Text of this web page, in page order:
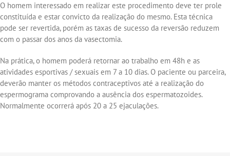
O homem interessado em realizar este procedimento deve ter prole
constituída e estar convicto da realização do mesmo. Esta técnica
pode ser revertida, porém as taxas de sucesso da reversão reduzem
com o passar dos anos da vasectomia.
Na prática, o homem poderá retornar ao trabalho em 48h e as
atividades esportivas / sexuais em 7 a 10 dias. O paciente ou parceira,
deverão manter os métodos contraceptivos até a realização do
espermograma comprovando a ausência dos espermatozoides.
Normalmente ocorrerá após 20 a 25 ejaculações.